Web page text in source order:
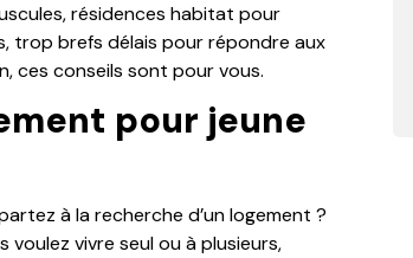
résidences habitat pour
trop brefs délais pour répondre aux
ces conseils sont pour vous.
pour jeune
à la recherche d’un logement ?
vivre seul ou à plusieurs,